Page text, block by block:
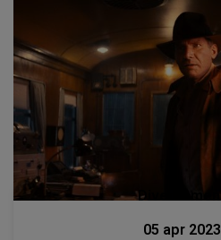
Divertisment
05 apr 2023